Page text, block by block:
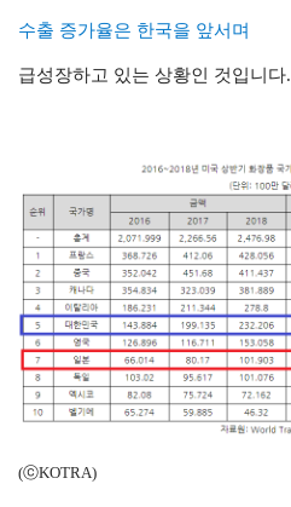
수출 증가율은 한국을 앞서며
급성장하고 있는 상황인 것입니다.
(ⓒKOTRA)